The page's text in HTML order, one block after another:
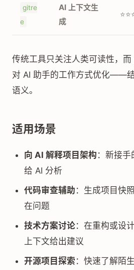
gitre
e
AI 上下文生
成
传统工具只关注人类可读性，
对 AI 助手的工作方式优化——
语义。
适用场景
向 AI 解释项目架构 ：新接
给 AI 分析
代码审查辅助 ：生成项目快
在问题
技术方案讨论：在重构或设
上下文给出建议
开源项目探索 ：快速了解陌